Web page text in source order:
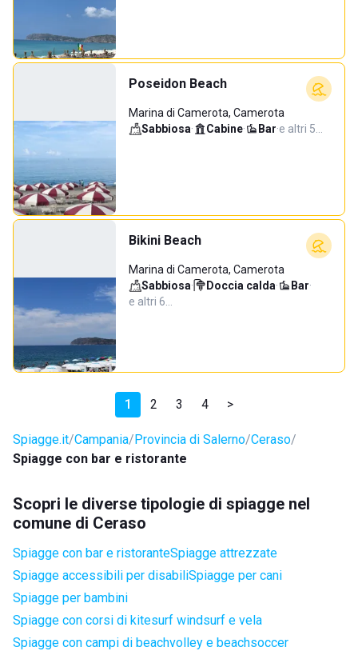
Poseidon Beach
Marina di Camerota, Camerota
Sabbiosa· Cabine· Bar·e altri 5…
Bikini Beach
Marina di Camerota, Camerota
Sabbiosa· Doccia calda· Bar·
e altri 6…
1 2 3 4 >
Spiagge.it Campania Provincia di Salerno Ceraso
Spiagge con bar e ristorante
Scopri le diverse tipologie di spiagge nel
comune di Ceraso
Spiagge con bar e ristoranteSpiagge attrezzate
Spiagge accessibili per disabiliSpiagge per cani
Spiagge per bambini
Spiagge con corsi di kitesurf windsurf e vela
Spiagge con campi di beachvolley e beachsoccer